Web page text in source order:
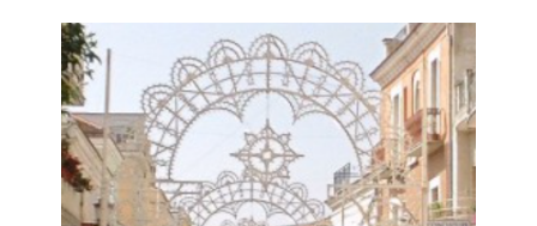
San Giovanni Rotondo